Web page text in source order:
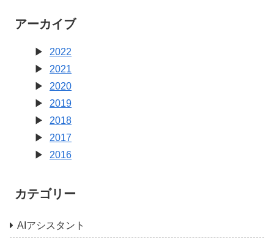
アーカイブ
2022
2021
2020
2019
2018
2017
2016
カテゴリー
AIアシスタント